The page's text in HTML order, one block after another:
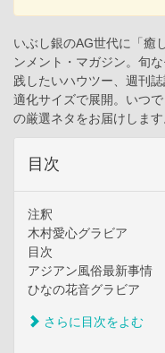
いぶし銀のAG世代に「癒
ンメント・マガジン。旬
践したいハウツー、週刊
適化サイズで展開。いつ
の厳選ネタをお届けします
目次
注釈
木村愛心グラビア
目次
アジアン風俗最新事情
ひなの花音グラビア
さらに目次をよむ